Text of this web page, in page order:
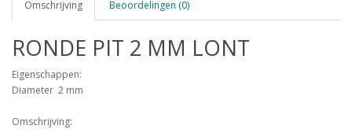
Omschrijving Beoordelingen (0)
RONDE PIT 2 MM LONT
Eigenschappen:
Diameter 2 mm
Omschrijving: